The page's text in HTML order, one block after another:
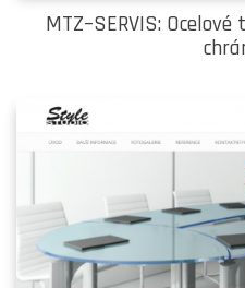
MTZ–SERVIS: